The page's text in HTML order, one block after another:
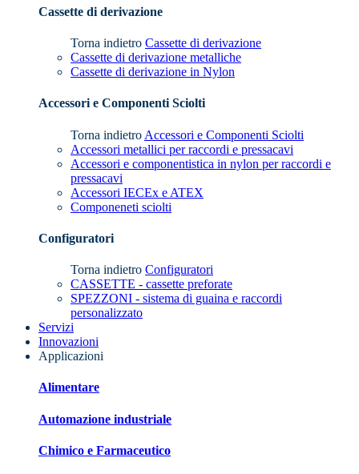
Cassette di derivazione
Torna indietro Cassette di derivazione
Cassette di derivazione metalliche
Cassette di derivazione in Nylon
Accessori e Componenti Sciolti
Torna indietro Accessori e Componenti Sciolti
Accessori metallici per raccordi e pressacavi
Accessori e componentistica in nylon per raccordi e
pressacavi
Accessori IECEx e ATEX
Componeneti sciolti
Configuratori
Torna indietro Configuratori
CASSETTE - cassette preforate
SPEZZONI - sistema di guaina e raccordi
personalizzato
Servizi
Innovazioni
Applicazioni
Alimentare
Automazione industriale
Chimico e Farmaceutico